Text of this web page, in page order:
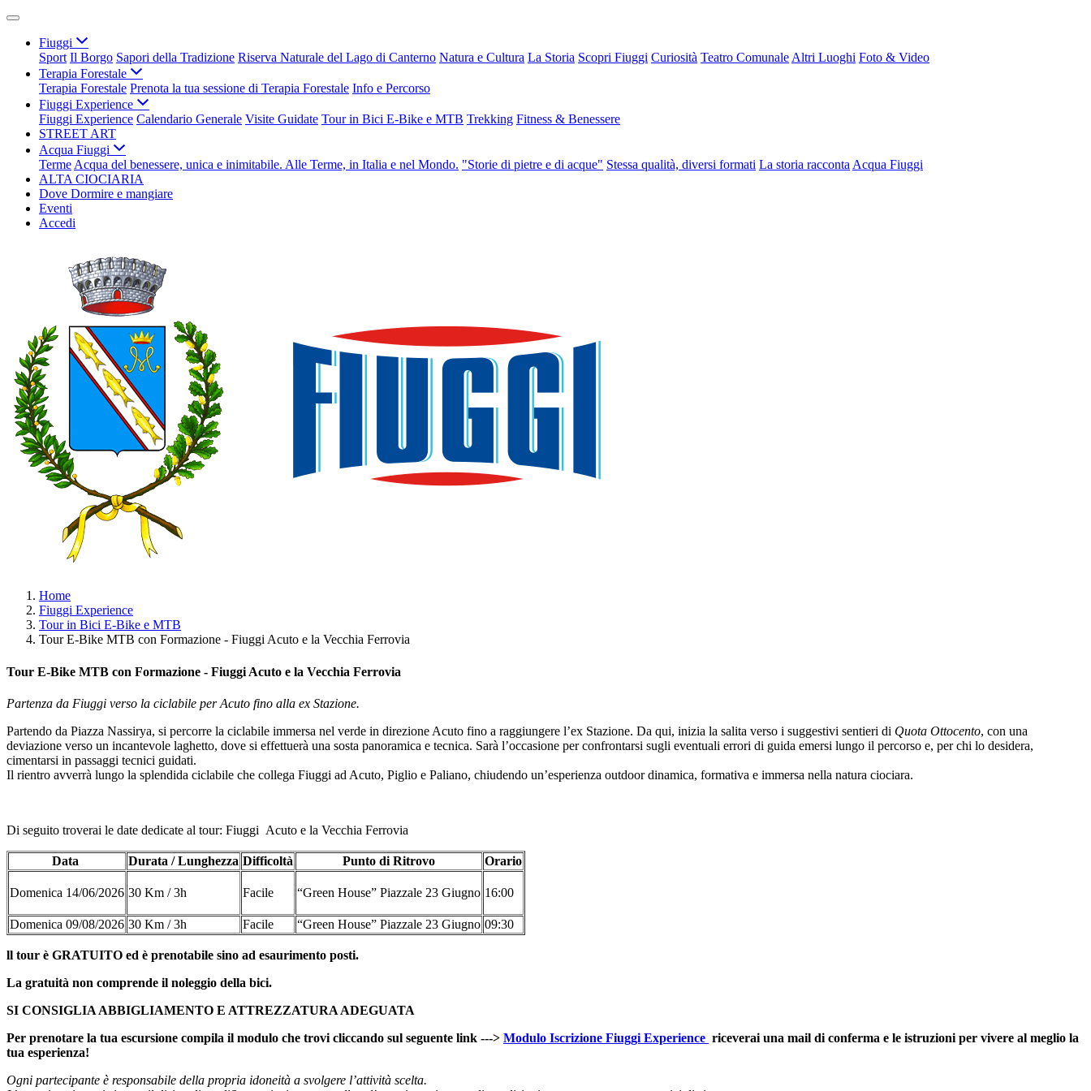
Fiuggi
Sport Il Borgo Sapori della Tradizione Riserva Naturale del Lago di Canterno Natura e Cultura La Storia Scopri Fiuggi Curiosità Teatro Comunale Altri Luoghi Foto & Video
Terapia Forestale
Terapia Forestale Prenota la tua sessione di Terapia Forestale Info e Percorso
Fiuggi Experience
Fiuggi Experience Calendario Generale Visite Guidate Tour in Bici E-Bike e MTB Trekking Fitness & Benessere
STREET ART
Acqua Fiuggi
Terme Acqua del benessere, unica e inimitabile. Alle Terme, in Italia e nel Mondo. "Storie di pietre e di acque" Stessa qualità, diversi formati La storia racconta Acqua Fiuggi
ALTA CIOCIARIA
Dove Dormire e mangiare
Eventi
Accedi
Home
Fiuggi Experience
Tour in Bici E-Bike e MTB
Tour E-Bike MTB con Formazione - Fiuggi Acuto e la Vecchia Ferrovia
Tour E-Bike MTB con Formazione - Fiuggi Acuto e la Vecchia Ferrovia
Partenza da Fiuggi verso la ciclabile per Acuto fino alla ex Stazione.
Partendo da Piazza Nassirya, si percorre la ciclabile immersa nel verde in direzione Acuto fino a raggiungere l’ex Stazione. Da qui, inizia la salita verso i suggestivi sentieri di Quota Ottocento, con una
deviazione verso un incantevole laghetto, dove si effettuerà una sosta panoramica e tecnica. Sarà l’occasione per confrontarsi sugli eventuali errori di guida emersi lungo il percorso e, per chi lo desidera,
cimentarsi in passaggi tecnici guidati.
Il rientro avverrà lungo la splendida ciclabile che collega Fiuggi ad Acuto, Piglio e Paliano, chiudendo un’esperienza outdoor dinamica, formativa e immersa nella natura ciociara.
Di seguito troverai le date dedicate al tour: Fiuggi Acuto e la Vecchia Ferrovia
Data Durata / Lunghezza Difficoltà Punto di Ritrovo Orario
Domenica 14/06/2026 30 Km / 3h Facile “Green House” Piazzale 23 Giugno 16:00
Domenica 09/08/2026 30 Km / 3h Facile “Green House” Piazzale 23 Giugno 09:30
ll tour è GRATUITO ed è prenotabile sino ad esaurimento posti.
La gratuità non comprende il noleggio della bici.
SI CONSIGLIA ABBIGLIAMENTO E ATTREZZATURA ADEGUATA
Per prenotare la tua escursione compila il modulo che trovi cliccando sul seguente link ---> Modulo Iscrizione Fiuggi Experience riceverai una mail di conferma e le istruzioni per vivere al meglio la
tua esperienza!
Ogni partecipante è responsabile della propria idoneità a svolgere l’attività scelta.